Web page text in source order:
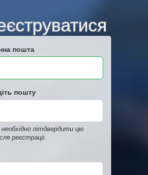
пошта
пошту
пітдвердити цю
реєстраціі.